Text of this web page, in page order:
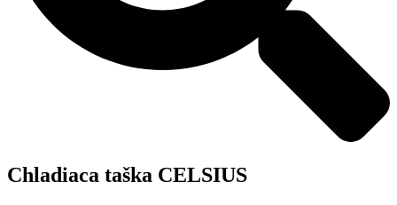
Chladiaca taška CELSIUS